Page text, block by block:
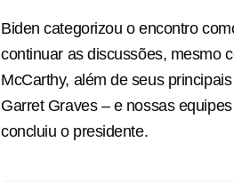
Biden categorizou o encontro
continuar as discussões, mesmo
McCarthy, além de seus
Garret Graves – e nossas
concluiu o presidente.